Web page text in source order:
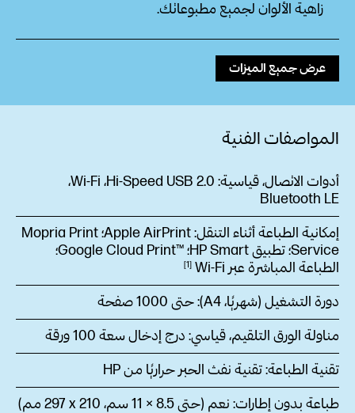
زاهية الألوان لجميع مطبوعاتك.
عرض جميع الميزات
المواصفات الفنية
أدوات الاتصال، قياسية:
Hi-Speed USB 2.0‏، Wi-Fi‏،
Bluetooth LE
إمكانية الطباعة أثناء التنقل:
Apple AirPrint؛ Mopria Print
Service؛ تطبيق HP Smart؛ Google Cloud Print™‎‏؛
الطباعة المباشرة عبر Wi-Fi‏
1
دورة التشغيل (شهريًا، A4‏): حتى 1000 صفحة
مناولة الورق التلقيم، قياسي: درج إدخال سعة 100‏ ورقة
تقنية الطباعة:تقنية نفث الحبر حراريًا من HP
طباعة بدون إطارات: نعم (حتى 8.5 × 11 سم، 210 x‏ 297 مم)